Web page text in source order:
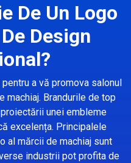
De Un Logo
Design
a vă promova salonul
machiaj. Brandurile de top
unei embleme
excelența. Principalele
al mărcii de machiaj sunt
industrii pot profita de